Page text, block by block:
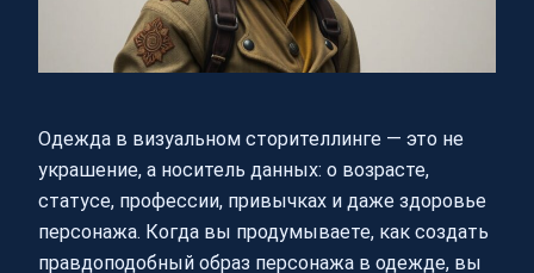
Одежда в визуальном сторителлинге — это не
украшение, а носитель данных: о возрасте,
статусе, профессии, привычках и даже здоровье
персонажа. Когда вы продумываете, как создать
правдоподобный образ персонажа в одежде, вы